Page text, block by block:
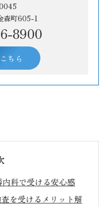
森町605-1
8900
ちら
科で受ける安心感
を受けるメリット解